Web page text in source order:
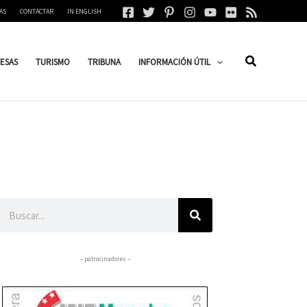
CONTACTAR IN ENGLISH
TURISMO TRIBUNA INFORMACIÓN ÚTIL
– patrocinadores –